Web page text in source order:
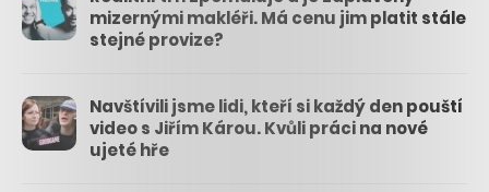
mizernými makléři. Má cenu jim platit stále
stejné provize?
Navštívili jsme lidi, kteří si každý den pouští
video s Jiřím Károu. Kvůli práci na nové
ujeté hře